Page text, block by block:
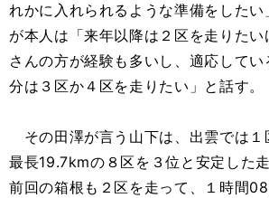
れかに入れられるような準備をした
が本人は「来年以降は２区を走りた
さんの方が経験も多いし、適応してい
分は３区か４区を走りたい」と話す。
その田澤が言う山下は、出雲では１
最長19.7kmの８区を３位と安定した
前回の箱根も２区を走って、１時間